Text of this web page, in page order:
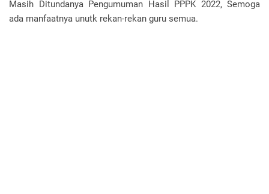
Masih Ditundanya Pengumuman Hasil PPPK 2022, Semoga
ada manfaatnya unutk rekan-rekan guru semua.